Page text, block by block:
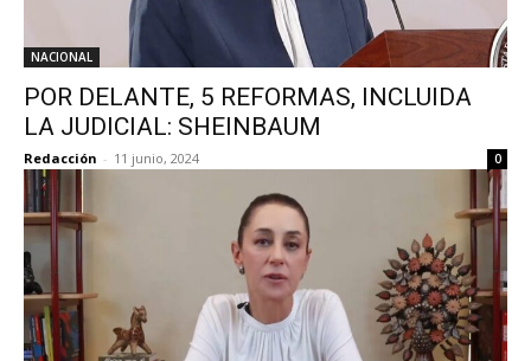
NACIONAL
POR DELANTE, 5 REFORMAS, INCLUIDA
LA JUDICIAL: SHEINBAUM
Redacción - 11 junio, 2024 0